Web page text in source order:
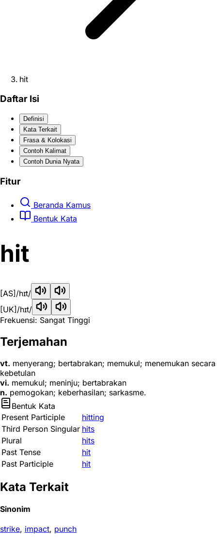
hit
Daftar Isi
Definisi
Kata Terkait
Frasa & Kolokasi
Contoh Kalimat
Contoh Dunia Nyata
Fitur
Beranda Kamus
Bentuk Kata
hit
[AS] /hɪt/
[UK] /hɪt/
Frekuensi: Sangat Tinggi
Terjemahan
vt. menyerang; bertabrakan; memukul; menemukan secara
kebetulan
vi. memukul; meninju; bertabrakan
n. pemogokan; keberhasilan; sarkasme.
Bentuk Kata
Present Participle
hitting
Third Person Singular hits
Plural
hits
Past Tense
hit
Past Participle
hit
Kata Terkait
Sinonim
strike, impact, punch